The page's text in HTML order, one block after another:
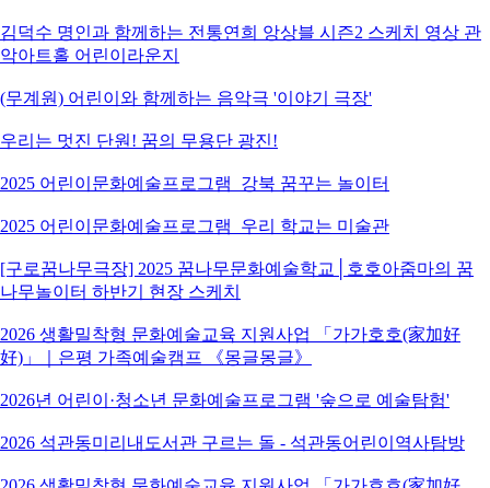
김덕수 명인과 함께하는 전통연희 앙상블 시즌2 스케치 영상 관
악아트홀 어린이라운지
(무계원) 어린이와 함께하는 음악극 '이야기 극장'
우리는 멋진 단원! 꿈의 무용단 광진!
2025 어린이문화예술프로그램_강북 꿈꾸는 놀이터
2025 어린이문화예술프로그램_우리 학교는 미술관
[구로꿈나무극장] 2025 꿈나무문화예술학교│호호아줌마의 꿈
나무놀이터 하반기 현장 스케치
2026 생활밀착형 문화예술교육 지원사업 「가가호호(家加好
好)」｜은평 가족예술캠프 《몽글몽글》
2026년 어린이·청소년 문화예술프로그램 '숲으로 예술탐험'
2026 석관동미리내도서관 구르는 돌 - 석관동어린이역사탐방